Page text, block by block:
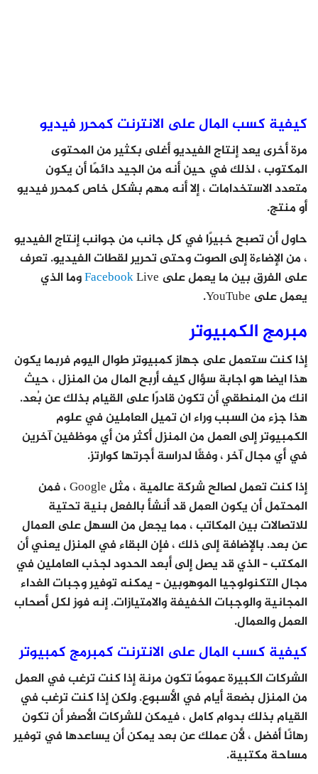
كيفية كسب المال على الانترنت كمحرر فيديو
مرة أخرى يعد إنتاج الفيديو أغلى بكثير من المحتوى
المكتوب ، لذلك في حين أنه من الجيد دائمًا أن يكون
متعدد الاستخدامات ، إلا أنه مهم بشكل خاص كمحرر فيديو
أو منتج.
حاول أن تصبح خبيرًا في كل جانب من جوانب إنتاج الفيديو
، من الإضاءة إلى الصوت وحتى تحرير لقطات الفيديو. تعرف
على الفرق بين ما يعمل على
FacebookLive وما الذي
يعمل على YouTube.
مبرمج الكمبيوتر
إذا كنت ستعمل على جهاز كمبيوتر طوال اليوم فربما يكون
هذا ايضا هو اجابة سؤال كيف أربح المال من المنزل ، حيث
انك من المنطقي أن تكون قادرًا على القيام بذلك عن بُعد.
هذا جزء من السبب وراء ان تميل العاملين في علوم
الكمبيوتر إلى العمل من المنزل أكثر من أي موظفين آخرين
في أي مجال آخر ، وفقًا لدراسة أجرتها كوارتز.
إذا كنت تعمل لصالح شركة عالمية ، مثل Google ، فمن
المحتمل أن يكون العمل قد أنشأ بالفعل بنية تحتية
للاتصالات بين المكاتب ، مما يجعل من السهل على العمال
عن بعد. بالإضافة إلى ذلك ، فإن البقاء في المنزل يعني أن
المكتب – الذي قد يصل إلى أبعد الحدود لجذب العاملين في
مجال التكنولوجيا الموهوبين – يمكنه توفير وجبات الغداء
المجانية والوجبات الخفيفة والامتيازات. إنه فوز لكل أصحاب
العمل والعمال.
كيفية كسب المال على الانترنت كمبرمج كمبيوتر
الشركات الكبيرة عمومًا تكون مرنة إذا كنت ترغب في العمل
من المنزل بضعة أيام في الأسبوع. ولكن إذا كنت ترغب في
القيام بذلك بدوام كامل ، فيمكن للشركات الأصغر أن تكون
رهانًا أفضل ، لأن عملك عن بعد يمكن أن يساعدها في توفير
مساحة مكتبية.